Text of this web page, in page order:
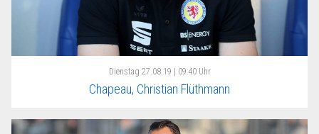
Dienstag 27.08.19 | 09:40 Uhr
Chapeau, Christian Flüthmann